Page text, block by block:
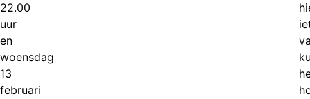
22.00
uur
en
woensdag
13
februari